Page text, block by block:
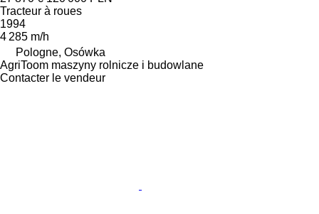
Tracteur à roues
1994
4 285 m/h
Pologne, Osówka
AgriToom maszyny rolnicze i budowlane
Contacter le vendeur